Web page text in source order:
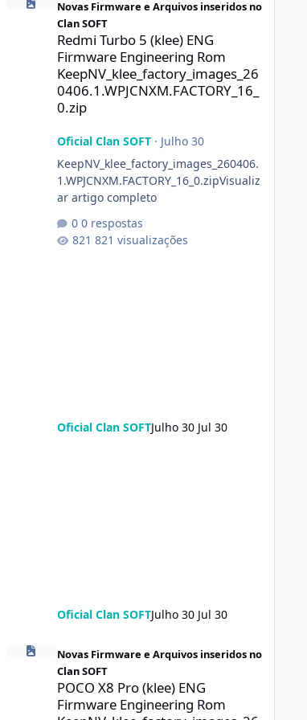
Novas Firmware e Arquivos inseridos no
Clan SOFT
Redmi Turbo 5 (klee) ENG
Firmware Engineering Rom
KeepNV_klee_factory_images_26
0406.1.WPJCNXM.FACTORY_16_
0.zip
Oficial Clan SOFT· Julho 30
KeepNV_klee_factory_images_260406.
1.WPJCNXM.FACTORY_16_0.zipVisualiz
ar artigo completo
0 respostas
821 visualizações
Oficial Clan SOFTJulho 30 Jul 30
Oficial Clan SOFTJulho 30 Jul 30
Novas Firmware e Arquivos inseridos no
Clan SOFT
POCO X8 Pro (klee) ENG
Firmware Engineering Rom